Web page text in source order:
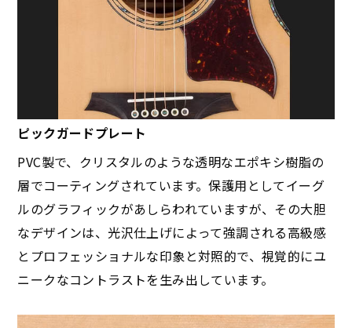
ピックガードプレート
PVC製で、クリスタルのような透明なエポキシ樹脂の
層でコーティングされています。保護用としてイーグ
ルのグラフィックがあしらわれていますが、その大胆
なデザインは、光沢仕上げによって強調される高級感
とプロフェッショナルな印象と対照的で、視覚的にユ
ニークなコントラストを生み出しています。